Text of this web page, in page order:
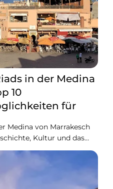
in der Medina
10
für
Medina von Marrakesch
Kultur und das
verbindet. Die
Stadt, ein Labyrinth aus
alten Palästen,
Viele Besucher,